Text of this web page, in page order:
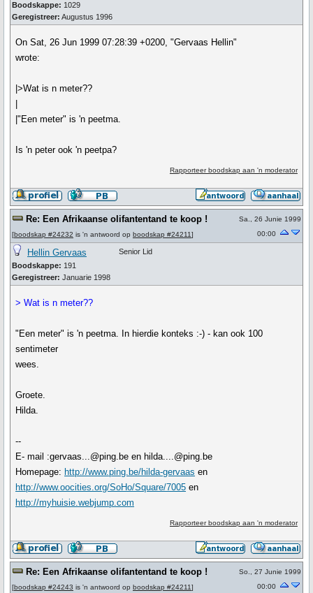
Boodskappe: 1029
Geregistreer: Augustus 1996
On Sat, 26 Jun 1999 07:28:39 +0200, "Gervaas Hellin"
wrote:
|>Wat is n meter??
|"Een meter" is 'n peetma.
Is 'n peter ook 'n peetpa?
Rapporteer boodskap aan 'n moderator
Re: Een Afrikaanse olifantentand te koop !
[boodskap #24232 is 'n antwoord op boodskap #24211]
Sa., 26 Junie 1999
00:00
Hellin Gervaas
Boodskappe: 191
Geregistreer: Januarie 1998
Senior Lid
> Wat is n meter??
"Een meter" is 'n peetma. In hierdie konteks :-) - kan ook 100
sentimeter
wees.
Groete.
Hilda.
--
E- mail :gervaas...@ping.be en hilda....@ping.be
Homepage: http://www.ping.be/hilda-gervaas en
http://www.oocities.org/SoHo/Square/7005 en
http://myhuisie.webjump.com
Rapporteer boodskap aan 'n moderator
Re: Een Afrikaanse olifantentand te koop !
[boodskap #24243 is 'n antwoord op boodskap #24211]
So., 27 Junie 1999
00:00